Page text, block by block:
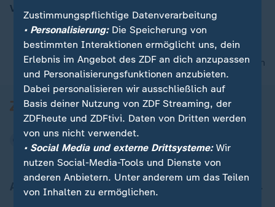
Vielfalt entscheidend ist.
nach oben
Aktuell bei ZDFheute
Zustimmungspflichtige Datenverarbeitung
• Personalisierung:Die Speicherung von
bestimmten Interaktionen ermöglicht uns, dein
Erlebnis im Angebot des ZDF an dich anzupassen
und Personalisierungsfunktionen anzubieten.
Dabei personalisieren wir ausschließlich auf
Basis deiner Nutzung von ZDF Streaming, der
ZDFheute und ZDFtivi. Daten von Dritten werden
von uns nicht verwendet.
• Social Media und externe Drittsysteme:Wir
nutzen Social-Media-Tools und Dienste von
anderen Anbietern. Unter anderem um das Teilen
von Inhalten zu ermöglichen.